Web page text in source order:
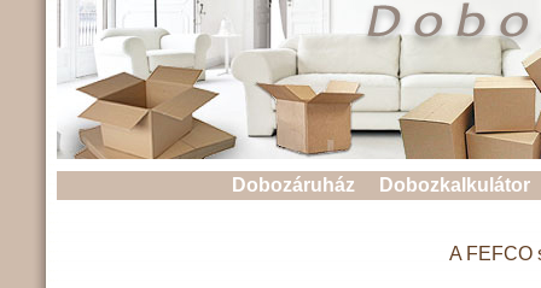
Dobozáruház Dobozkalkulátor
A FEFCO